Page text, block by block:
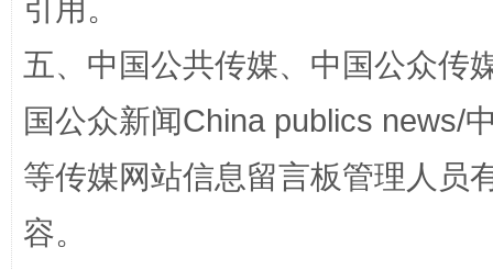
山西：不断增强治理腐败综合效能 扯
引用。
五、中国公共传媒、中国公众传
国公众新闻China publics news/
等传媒网站信息留言板管理人员
容。